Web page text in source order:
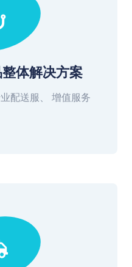
体解决方案
配送服、 增值服务